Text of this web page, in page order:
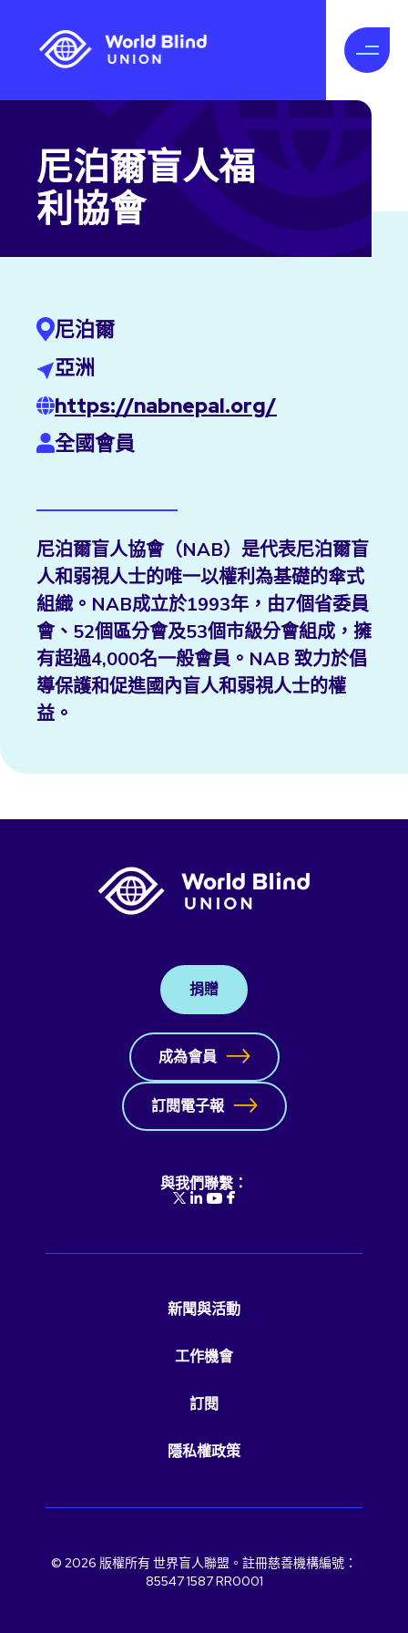
尼泊爾盲人福
利協會
尼泊爾
亞洲
https://nabnepal.org/
全國會員
尼泊爾盲人協會（NAB）是代表尼泊爾盲
人和弱視人士的唯一以權利為基礎的傘式
組織。NAB成立於1993年，由7個省委員
會、52個區分會及53個市級分會組成，擁
有超過4,000名一般會員。NAB 致力於倡
導保護和促進國內盲人和弱視人士的權
益。
捐贈
成為會員
訂閱電子報
與我們聯繫：
新聞與活動
工作機會
訂閱
隱私權政策
© 2026 版權所有 世界盲人聯盟。註冊慈善機構編號：
85547 1587 RR0001